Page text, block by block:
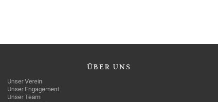
ÜBER UNS
Unser Verein
Unser Engagement
Unser Team